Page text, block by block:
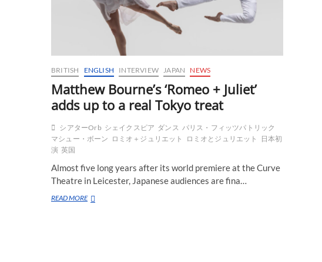
BRITISH ENGLISH INTERVIEW JAPAN NEWS
Matthew Bourne’s ‘Romeo + Juliet’
adds up to a real Tokyo treat
シアターOrb シェイクスピア ダンス パリス・フィッツパトリック
マシュー・ボーン ロミオ＋ジュリエット ロミオとジュリエット
日本初
演 英国
Almost five long years after its world premiere at the Curve
Theatre in Leicester, Japanese audiences are fina…
READ MOREMatthew